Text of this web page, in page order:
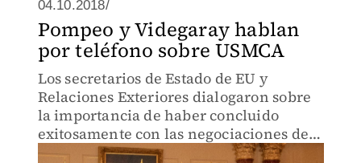
04.10.2018/
Pompeo y Videgaray hablan
por teléfono sobre USMCA
Los secretarios de Estado de EU y
Relaciones Exteriores dialogaron sobre
la importancia de haber concluido
exitosamente con las negociaciones del
acuerdo trilateral.